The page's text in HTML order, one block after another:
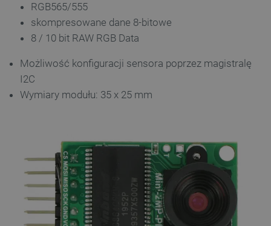
RGB565/555
skompresowane dane 8-bitowe
8 / 10 bit RAW RGB Data
Możliwość konfiguracji sensora poprzez magistralę
I2C
Wymiary modułu: 35 x 25 mm
VISITOR_PRIVACY_METADATA
.youtube.com
Polityce prywatności Google